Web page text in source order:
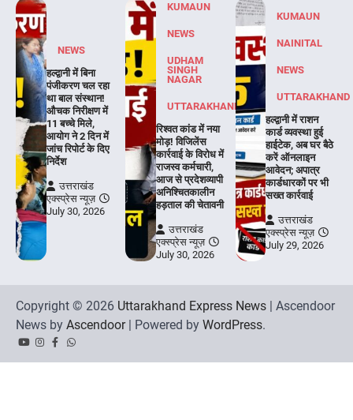
NEWS
हल्द्वानी में बिना
पंजीकरण चल रहा
था बाल संस्थान!
औचक निरीक्षण में
11 बच्चे मिले,
आयोग ने 2 दिन में
जांच रिपोर्ट के दिए
निर्देश
उत्तराखंड
एक्स्प्रेस न्यूज़
July 30, 2026
KUMAUN
NEWS
UDHAM
SINGH
NAGAR
UTTARAKHAND
रिश्वत कांड में नया
मोड़! विजिलेंस
कार्रवाई के विरोध में
राजस्व कर्मचारी,
आज से प्रदेशव्यापी
अनिश्चितकालीन
हड़ताल की चेतावनी
उत्तराखंड
एक्स्प्रेस न्यूज़
July 30, 2026
KUMAUN
NAINITAL
NEWS
UTTARAKHAND
हल्द्वानी में राशन
कार्ड व्यवस्था हुई
हाईटेक, अब घर बैठे
करें ऑनलाइन
आवेदन; अपात्र
कार्डधारकों पर भी
सख्त कार्रवाई
उत्तराखंड
एक्स्प्रेस न्यूज़
July 29, 2026
Copyright © 2026 Uttarakhand Express News | Ascendoor
News by Ascendoor| Powered by WordPress.
YouTubeInstagram
Facebook
Whatsapp